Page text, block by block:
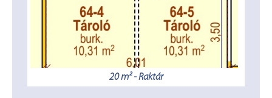
20 m² - Raktár